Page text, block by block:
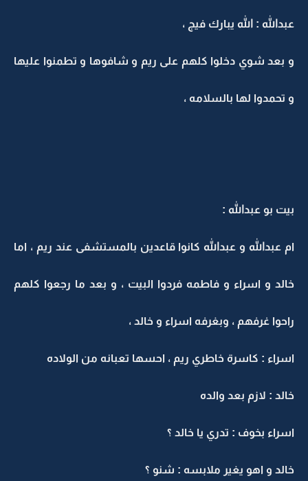
عبدالله : الله يبارك فيج ،
و بعد شوي دخلوا كلهم على ريم و شافوها و تطمنوا عليها
و تحمدوا لها بالسلامه ،
بيت بو عبدالله :
ام عبدالله و عبدالله كانوا قاعدين بالمستشفى عند ريم ، اما
خالد و اسراء و فاطمه فردوا البيت ، و بعد ما رجعوا كلهم
راحوا غرفهم ، وبغرفه اسراء و خالد ،
اسراء : كاسرة خاطري ريم ، احسها تعبانه من الولاده
خالد : لازم بعد والده
اسراء بخوف : تدري يا خالد ؟
خالد و اهو يغير ملابسه : شنو ؟